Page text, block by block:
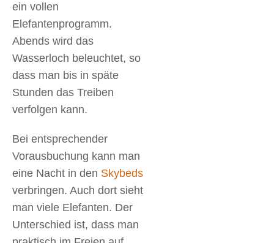
ein vollen
Elefantenprogramm.
Abends wird das
Wasserloch beleuchtet, so
dass man bis in späte
Stunden das Treiben
verfolgen kann.
Bei entsprechender
Vorausbuchung kann man
eine Nacht in den Skybeds
verbringen. Auch dort sieht
man viele Elefanten. Der
Unterschied ist, dass man